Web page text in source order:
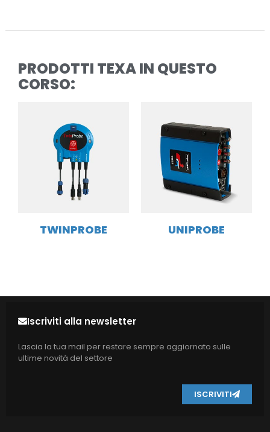
PRODOTTI TEXA IN QUESTO
CORSO:
TWINPROBE UNIPROBE
Iscriviti alla newsletter
Lascia la tua mail per restare sempre aggiornato sulle
ultime novità del settore
ISCRIVITI